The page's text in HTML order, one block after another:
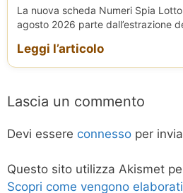
La nuova scheda Numeri Spia Lotto
agosto 2026 parte dall’estrazione
Leggi l’articolo
Lascia un commento
Devi essere connesso per
Questo sito utilizza Akismet
Scopri come vengono